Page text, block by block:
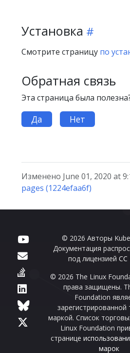
Установка
Смотрите страницу по
Обратная связь
Эта страница была
Да Нет
Изменено June 01, 2020 at
pages (1224efaa6f)
© 2026 Авторы
Документация
под лицензиейCC
© 2026 The Linux
права защищены.
Foundation
зарегистрированной
маркой. Список
Linux Foundation
странице
марок